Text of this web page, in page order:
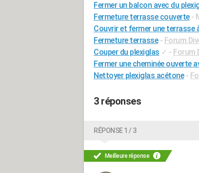
Fermer un balcon avec du
Fermeture terrasse couverte -
Couvrir et fermer une terrasse
Fermeture terrasse - Forum
Couper du plexiglas ✓ - Forum
Fermer une cheminée ouverte
Nettoyer plexiglas acétone -
3 réponses
RÉPONSE 1 / 3
Meilleure réponse